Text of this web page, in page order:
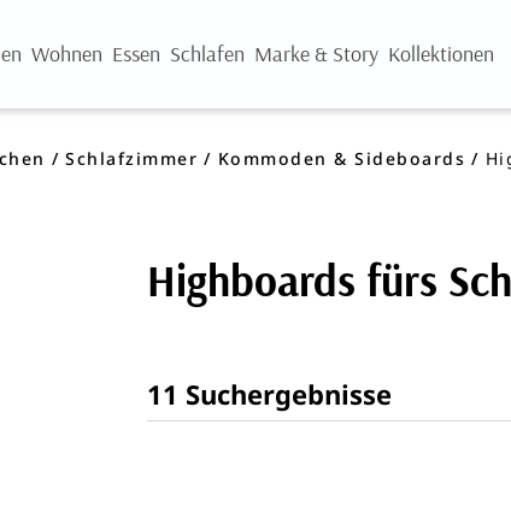
Wohnen Essen Schlafen Marke & Story Kollektionen
Schlafzimmer Kommoden & Sideboards
Highboards fürs
11 Suchergebnisse